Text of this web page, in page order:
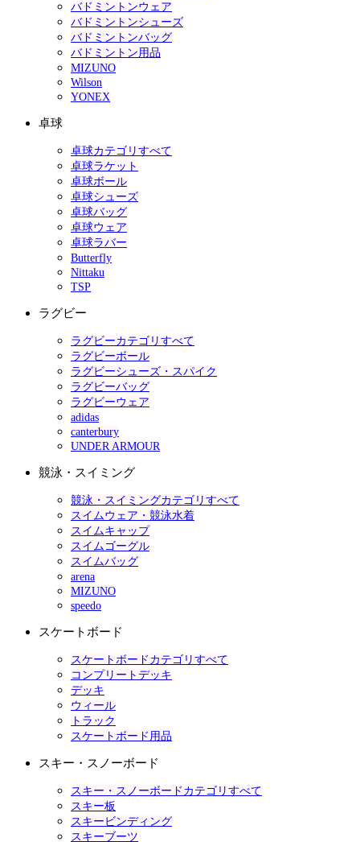
バドミントンウェア
バドミントンシューズ
バドミントンバッグ
バドミントン用品
MIZUNO
Wilson
YONEX
卓球
卓球カテゴリすべて
卓球ラケット
卓球ボール
卓球シューズ
卓球バッグ
卓球ウェア
卓球ラバー
Butterfly
Nittaku
TSP
ラグビー
ラグビーカテゴリすべて
ラグビーボール
ラグビーシューズ・スパイク
ラグビーバッグ
ラグビーウェア
adidas
canterbury
UNDER ARMOUR
競泳・スイミング
競泳・スイミングカテゴリすべて
スイムウェア・競泳水着
スイムキャップ
スイムゴーグル
スイムバッグ
arena
MIZUNO
speedo
スケートボード
スケートボードカテゴリすべて
コンプリートデッキ
デッキ
ウィール
トラック
スケートボード用品
スキー・スノーボード
スキー・スノーボードカテゴリすべて
スキー板
スキービンディング
スキーブーツ